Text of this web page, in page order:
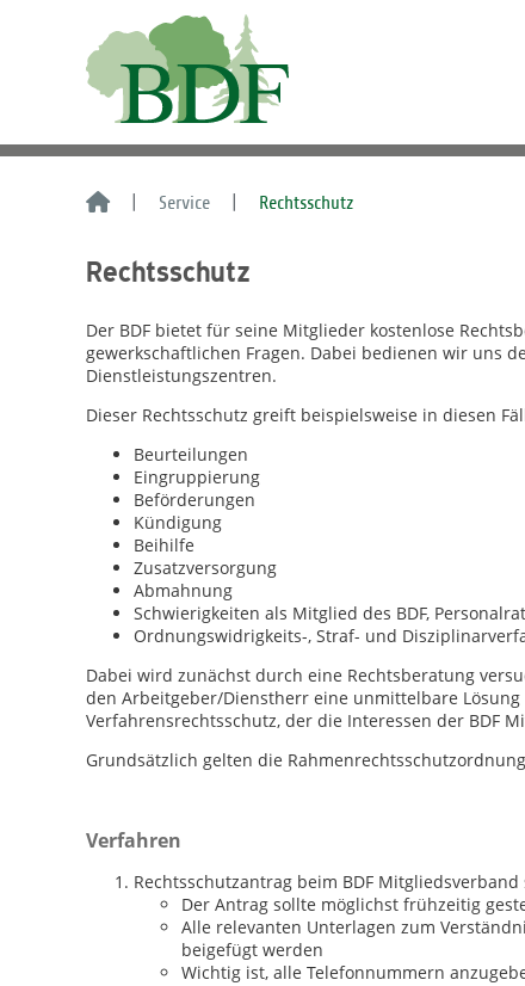
Service Rechtsschutz
Rechtsschutz
Der BDF bietet für seine Mitglieder kostenlose
gewerkschaftlichen Fragen. Dabei bedienen wir uns
Dienstleistungszentren.
Dieser Rechtsschutz greift beispielsweise in diesen
Beurteilungen
Eingruppierung
Beförderungen
Kündigung
Beihilfe
Zusatzversorgung
Abmahnung
Schwierigkeiten als Mitglied des BDF,
Ordnungswidrigkeits-, Straf- und
Dabei wird zunächst durch eine Rechtsberatung
den Arbeitgeber/Dienstherr eine unmittelbare
Verfahrensrechtsschutz, der die Interessen der BDF
Grundsätzlich gelten die
Verfahren
Rechtsschutzantrag beim BDF
Der Antrag sollte möglichst frühzeitig
Alle relevanten Unterlagen zum
beigefügt werden
Wichtig ist, alle Telefonnummern